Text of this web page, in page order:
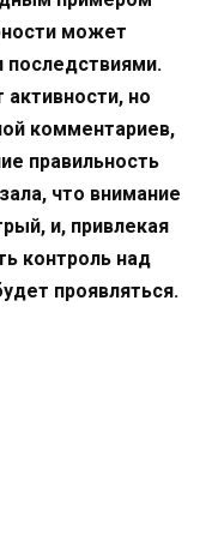
может
последствиями.
но
комментариев,
правильность
что внимание
и, привлекая
контроль над
проявляться.